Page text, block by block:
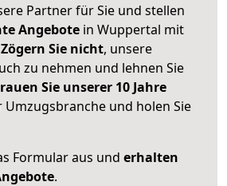
Partner für Sie und stellen
Angebote in Wuppertal mit
Zögern Sie nicht, unsere
zu nehmen und lehnen Sie
Sie unserer 10 Jahre
Umzugsbranche und holen Sie
Formular aus und erhalten
.